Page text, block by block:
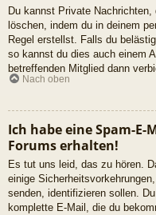
Du kannst Private
löschen, indem du in deinem
Regel erstellst. Falls du
so kannst du dies auch einem
betreffenden Mitglied dann
Nach oben
Ich habe eine Spam-
Forums erhalten!
Es tut uns leid, das zu hören.
einige
senden, identifizieren sollen.
komplette E-Mail, die du